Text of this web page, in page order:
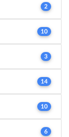
2
10
3
14
10
6